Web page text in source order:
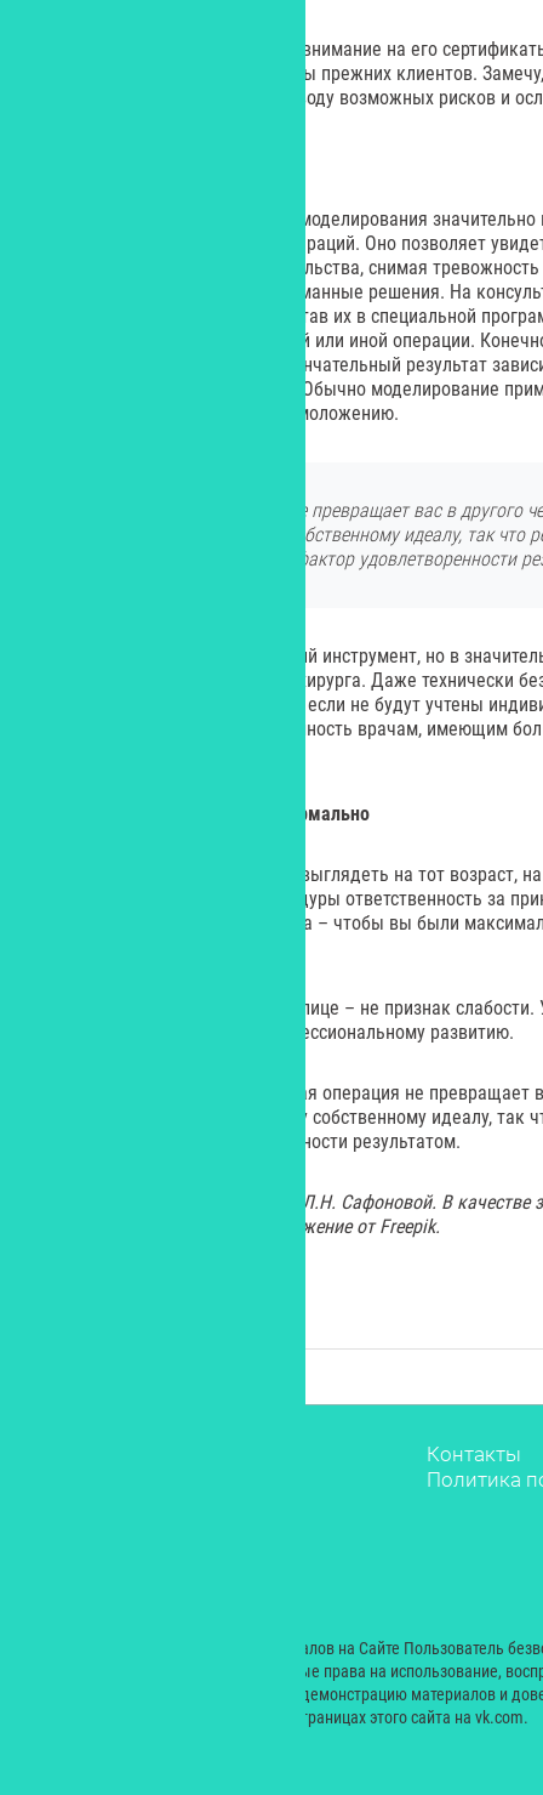
При выборе хирурга обращайте внимание на его
мужскими процедурами и отзывы прежних клиентов.
держать вас в неведении по поводу возможных рисков и
Использование компьютерного моделирования
планированию пластических операций. Оно позволяет
еще до хирургического вмешательства, снимая
принимать взвешенные и продуманные решения. На
фотографии пациента, и, обработав их в специальной
измениться внешность после той или иной операции.
приблизительный прогноз, и окончательный результат
индивидуальных особенностей. Обычно моделирование
лица и перед процедурами по омоложению.
Пластическая операция не превращает вас в другого
приблизиться к своему собственному идеалу, так
ключевой фактор удовлетворенности
Передовые технологии – хороший инструмент, но в
успеха является квалификация хирурга. Даже технически
дать неестественный результат, если не будут учтены
анатомии. Доверяйте свою внешность врачам, имеющим
Резюме: забота о себе — это нормально
Современный мужчина должен выглядеть на тот возраст,
При выборе той или иной процедуры ответственность за
несете вы сами, а задача хирурга – чтобы вы были
Помните, забота о своем теле и лице – не признак
– так же нормально, как и профессиональному развитию.
Важно помнить, что пластическая операция не превращает
помогает приблизиться к своему собственному идеалу,
ключевой фактор удовлетворенности результатом.
Портрет эксперта предоставлен Л.Н. Сафоновой. В качестве
материалу использовано изображение отFreepik.
Контакты
Политика
© 2000 — 2024. При размещении материалов на Сайте Пользователь
Екатерина Николаевна неисключительные права на использование,
производных произведений, а также на демонстрацию материалов и
сайт yesmagazine.ru и на официальных страницах этого сайта на vk.com.